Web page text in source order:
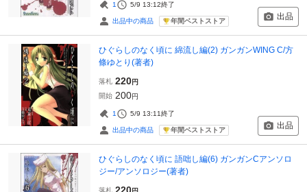
1 5/9 13:12終了
出品中の商品 年間ベストストア 出品
ひぐらしのなく頃に 綿流し編(2) ガンガンWING C/方
條ゆとり(著者)
落札 220円
開始 200円
1 5/9 13:11終了
出品中の商品 年間ベストストア 出品
ひぐらしのなく頃に 語咄し編(6) ガンガンCアンソロ
ジー/アンソロジー(著者)
落札 220